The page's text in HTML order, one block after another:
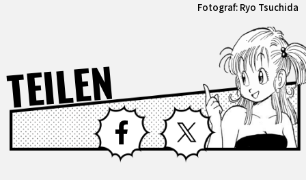
Fotograf: Ryo Tsuchida
TEILEN Facebook X